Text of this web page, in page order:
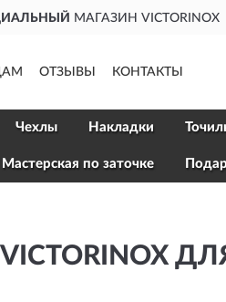
МАГАЗИН VICTORINOX
ОТЗЫВЫ КОНТАКТЫ
Чехлы Накладки
Мастерская по заточке